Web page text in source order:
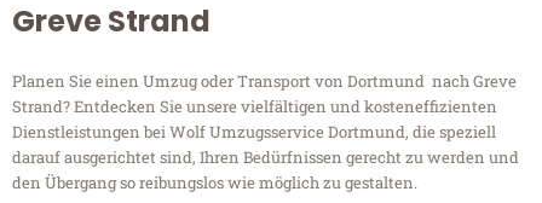
Greve Strand
Planen Sie einen Umzug oder Transport von Dortmund nach Greve
Strand? Entdecken Sie unsere vielfältigen und kosteneffizienten
Dienstleistungen bei Wolf Umzugsservice Dortmund, die speziell
darauf ausgerichtet sind, Ihren Bedürfnissen gerecht zu werden und
den Übergang so reibungslos wie möglich zu gestalten.